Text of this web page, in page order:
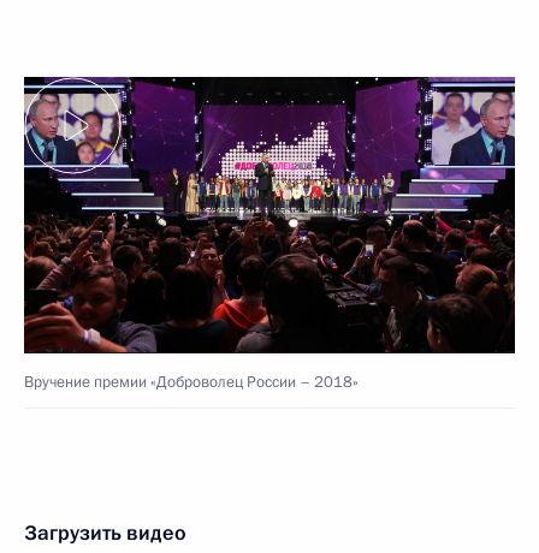
Вручение премии «Доброволец России – 2018»
Загрузить видео